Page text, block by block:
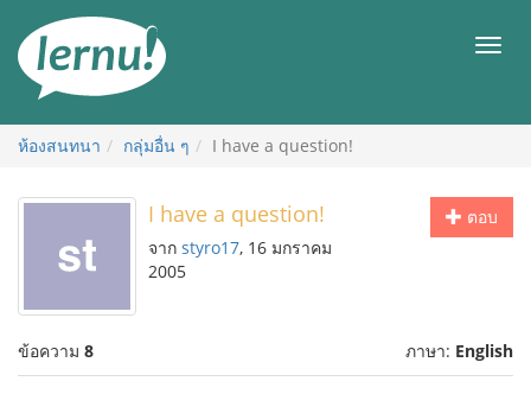
สารบัญ
เมนู
ห้องสนทนา กลุ่มอื่น ๆ I have a question!
ตอบ
I have a question!
จาก styro17, 16 มกราคม
2005
ข้อความ 8 ภาษา: English